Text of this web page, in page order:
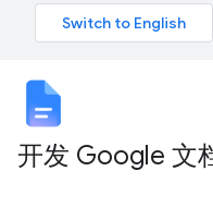
开发 Google 文